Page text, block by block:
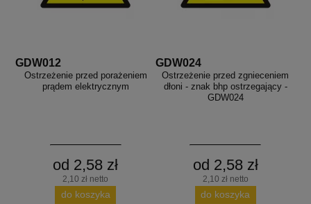
GDW012
Ostrzeżenie przed porażeniem
prądem elektrycznym
od 2,58 zł
2,10 zł netto
do koszyka
GDW024
Ostrzeżenie przed zgnieceniem
dłoni - znak bhp ostrzegający -
GDW024
od 2,58 zł
2,10 zł netto
do koszyka